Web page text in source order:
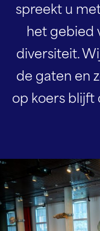
spreekt u
het gebied
diversiteit.
de gaten en
op koers blijft